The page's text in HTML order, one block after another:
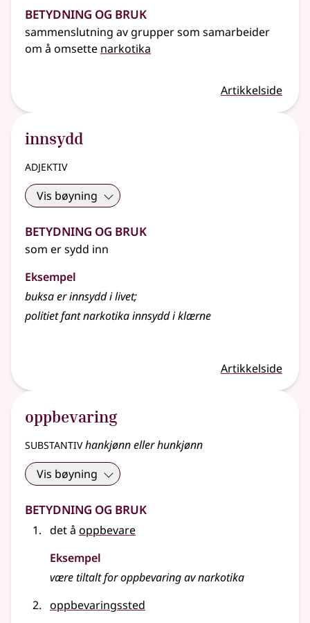
Betydning og bruk
sammenslutning av grupper som samarbeider
om å omsette narkotika
Artikkelside
innsydd
adjektiv
Vis bøyning
Betydning og bruk
som er sydd inn
Eksempel
buksa erinnsyddi livet;
politiet fant narkotikainnsyddi klærne
Artikkelside
oppbevaring
substantivhankjønn eller hunkjønn
Vis bøyning
Betydning og bruk
det å oppbevare
Eksempel
være tiltalt for oppbevaring av narkotika
oppbevaringssted